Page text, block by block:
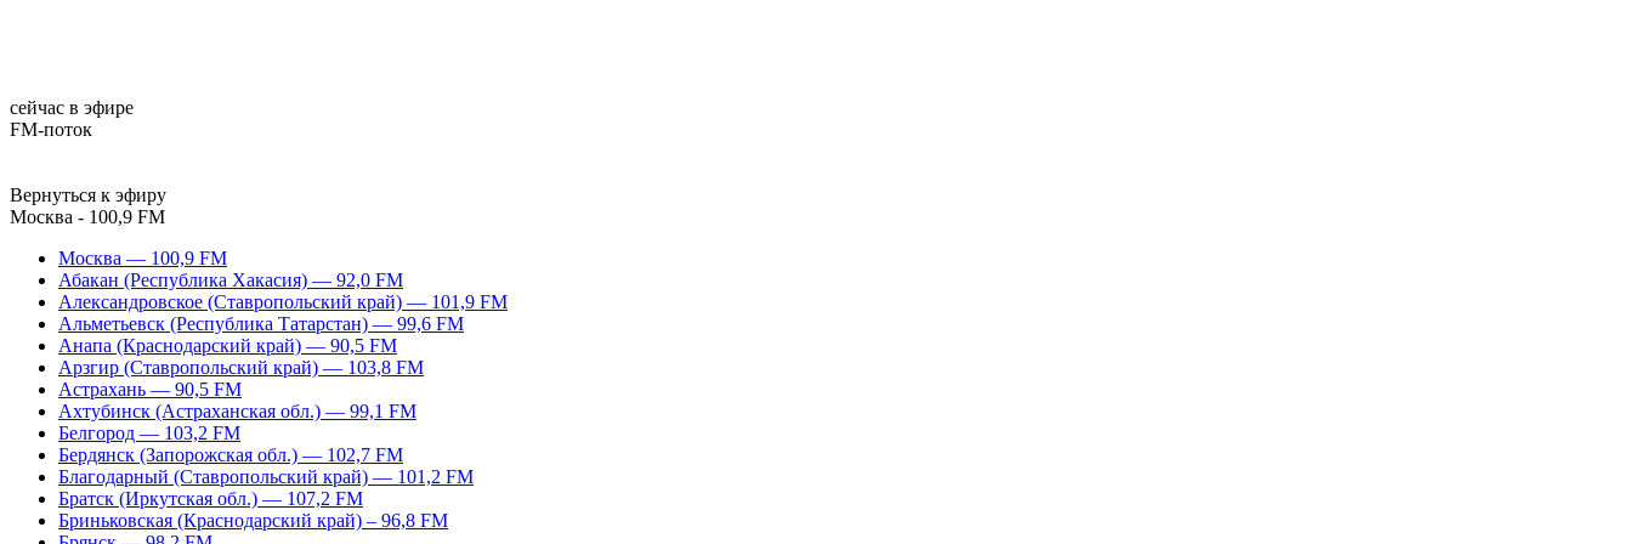
сейчас в эфире
FM-поток
Вернуться к эфиру
Москва - 100,9 FM
Москва — 100,9 FM
Абакан (Республика Хакасия) — 92,0 FM
Александровское (Ставропольский край) — 101,9 FM
Альметьевск (Республика Татарстан) — 99,6 FM
Анапа (Краснодарский край) — 90,5 FM
Арзгир (Ставропольский край) — 103,8 FM
Астрахань — 90,5 FM
Ахтубинск (Астраханская обл.) — 99,1 FM
Белгород — 103,2 FM
Бердянск (Запорожская обл.) — 102,7 FM
Благодарный (Ставропольский край) — 101,2 FM
Братск (Иркутская обл.) — 107,2 FM
Бриньковская (Краснодарский край) – 96,8 FM